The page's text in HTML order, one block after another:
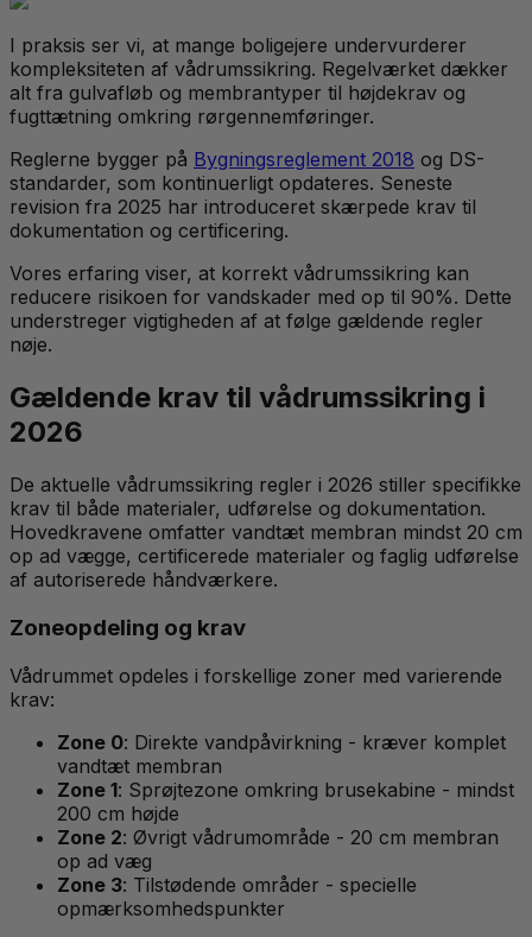
I praksis ser vi, at mange boligejere undervurderer
kompleksiteten af vådrumssikring. Regelværket dækker
alt fra gulvafløb og membrantyper til højdekrav og
fugttætning omkring rørgennemføringer.
Reglerne bygger på Bygningsreglement 2018 og DS-
standarder, som kontinuerligt opdateres. Seneste
revision fra 2025 har introduceret skærpede krav til
dokumentation og certificering.
Vores erfaring viser, at korrekt vådrumssikring kan
reducere risikoen for vandskader med op til 90%. Dette
understreger vigtigheden af at følge gældende regler
nøje.
Gældende krav til vådrumssikring i
2026
De aktuelle vådrumssikring regler i 2026 stiller specifikke
krav til både materialer, udførelse og dokumentation.
Hovedkravene omfatter vandtæt membran mindst 20 cm
op ad vægge, certificerede materialer og faglig udførelse
af autoriserede håndværkere.
Zoneopdeling og krav
Vådrummet opdeles i forskellige zoner med varierende
krav:
Zone 0: Direkte vandpåvirkning - kræver komplet
vandtæt membran
Zone 1: Sprøjtezone omkring brusekabine - mindst
200 cm højde
Zone 2: Øvrigt vådrumområde - 20 cm membran
op ad væg
Zone 3: Tilstødende områder - specielle
opmærksomhedspunkter